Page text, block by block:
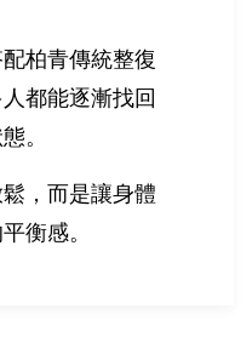
柏青傳統整復
都能逐漸找回
。
，而是讓身體
衡感。